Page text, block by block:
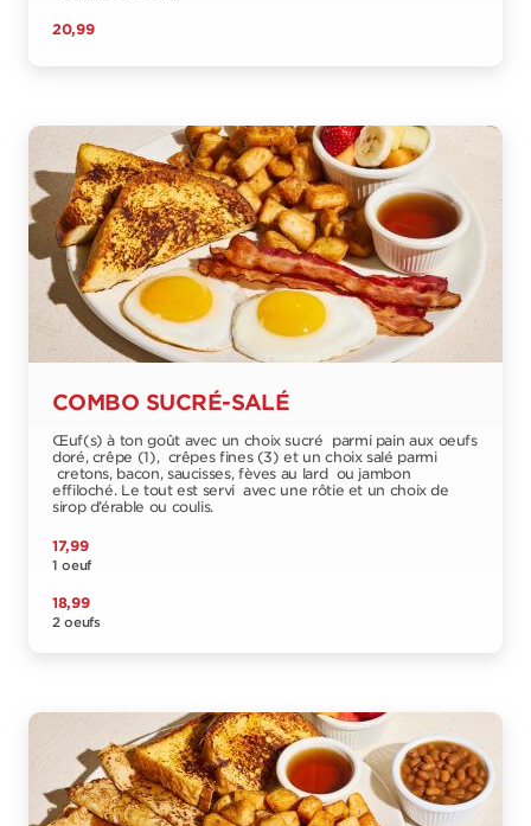
20,99
COMBO SUCRÉ-SALÉ
Œuf(s) à ton goût avec un choix sucré parmi pain aux oeufs
doré, crêpe (1), crêpes fines (3) et un choix salé parmi
cretons, bacon, saucisses, fèves au lard ou jambon
effiloché. Le tout est servi avec une rôtie et un choix de
sirop d’érable ou coulis.
17,99
1 oeuf
18,99
2 oeufs